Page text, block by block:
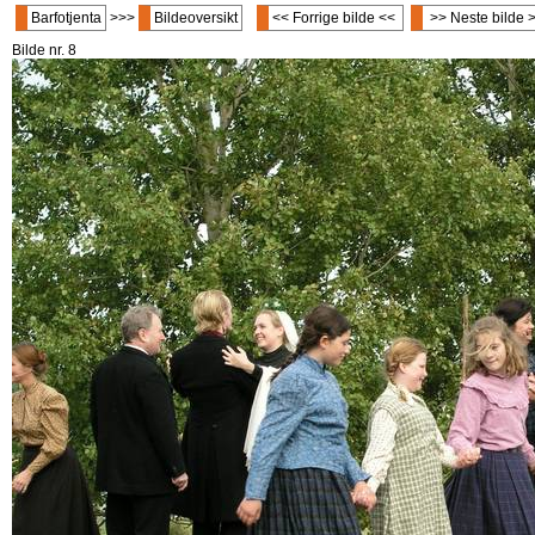
Barfotjenta >>> Bildeoversikt << Forrige bilde <<
>> Neste bilde
Bilde nr. 8